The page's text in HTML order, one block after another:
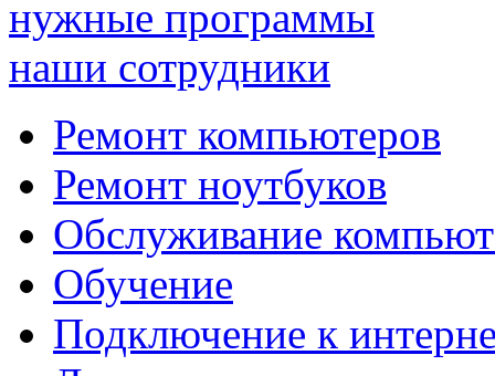
нужные программы
наши сотрудники
Ремонт компьютеров
Ремонт ноутбуков
Обслуживание
Обучение
Подключение к